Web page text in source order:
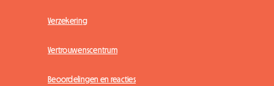
Verzekering
Vertrouwenscentrum
Beoordelingen en reacties